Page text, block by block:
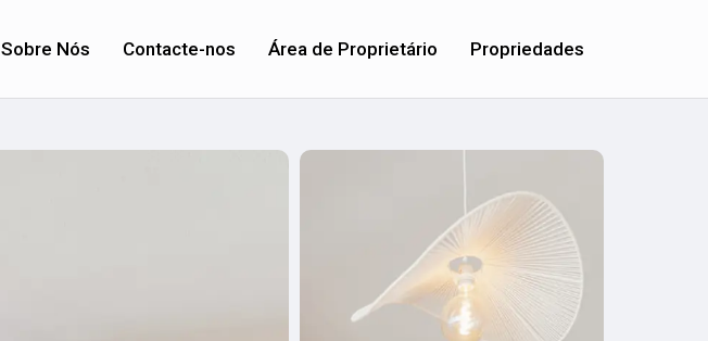
Sobre Nós Contacte-nos Área de Proprietário Propriedades